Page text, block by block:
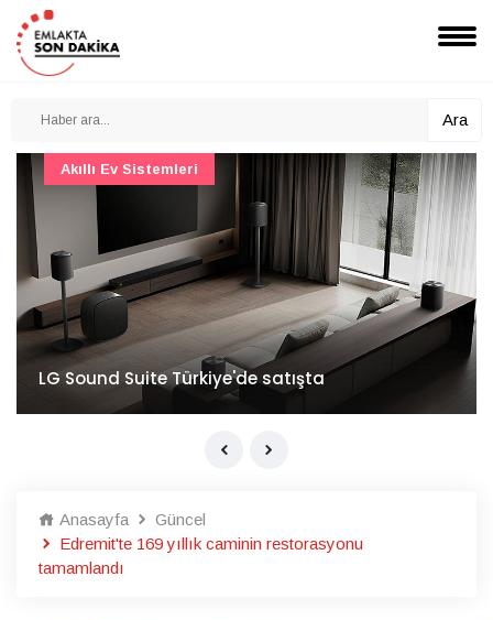
Ara
LG Sound Suite Türkiye'de satışta
Akıllı Ev Sistemleri
Anasayfa
Güncel
Edremit'te 169 yıllık caminin restorasyonu
tamamlandı